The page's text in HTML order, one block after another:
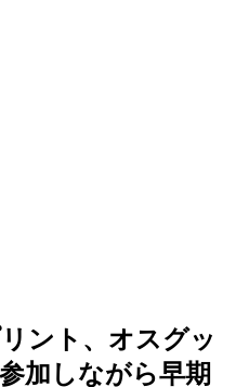
ント、オスグッ
加しながら早期